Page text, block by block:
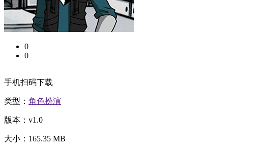
0
0
手机扫码下载
类型： 角色扮演
版本：v1.0
大小：165.35 MB